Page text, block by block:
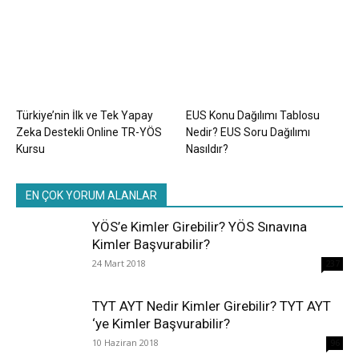
Türkiye’nin İlk ve Tek Yapay
Zeka Destekli Online TR-YÖS
Kursu
EUS Konu Dağılımı Tablosu
Nedir? EUS Soru Dağılımı
Nasıldır?
EN ÇOK YORUM ALANLAR
YÖS’e Kimler Girebilir? YÖS Sınavına
Kimler Başvurabilir?
24 Mart 2018
TYT AYT Nedir Kimler Girebilir? TYT AYT
‘ye Kimler Başvurabilir?
10 Haziran 2018